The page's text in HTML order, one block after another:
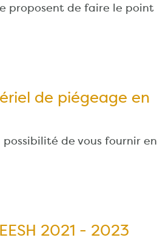
proposent de faire le point
de piégeage en
possibilité de vous fournir en
2021 - 2023